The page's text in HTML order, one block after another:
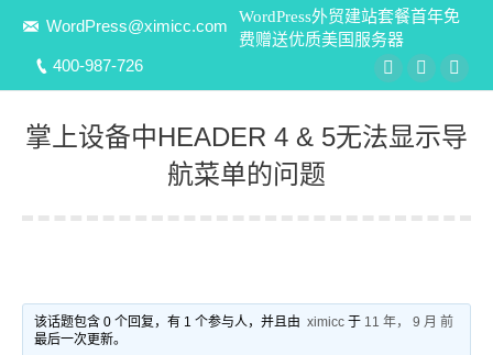
WordPress@ximicc.com
400-987-726
WordPress外贸建站套餐首年免
费赠送优质美国服务器
WeiboYouTube
掌上设备中HEADER 4 & 5无法显示导
航菜单的问题
该话题包含 0 个回复，有 1 个参与人，并且由 ximicc 于 11 年， 9 月 前
最后一次更新。